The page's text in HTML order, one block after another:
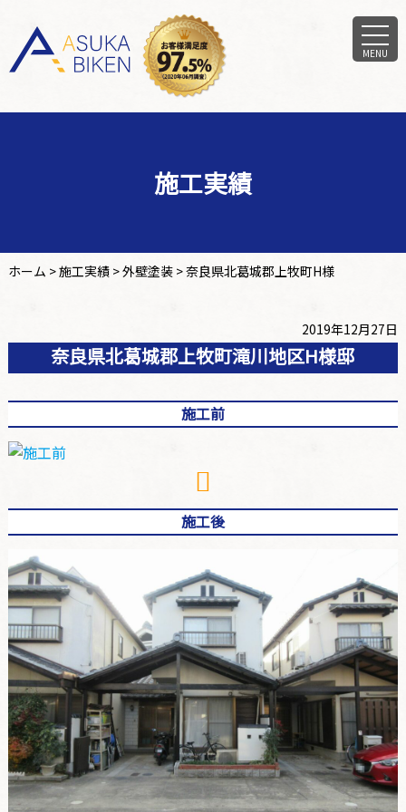
MENU
施工実績
ホーム >施工実績>外壁塗装>奈良県北葛城郡上牧町H様
2019年12月27日
奈良県北葛城郡上牧町滝川地区H様邸
施工前
施工後